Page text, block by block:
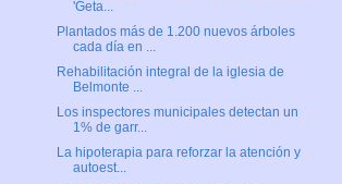
'Geta...
Plantados más de 1.200 nuevos árboles
cada día en ...
Rehabilitación integral de la iglesia de
Belmonte ...
Los inspectores municipales detectan un
1% de garr...
La hipoterapia para reforzar la atención y
autoest...